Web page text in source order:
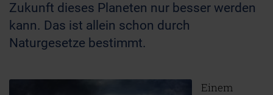
Zukunft dieses Planeten nur besser werden
kann. Das ist allein schon durch
Naturgesetze bestimmt.
Einem